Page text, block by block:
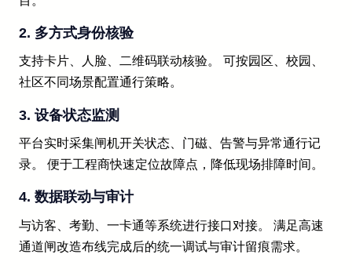
2. 多方式身份核验
支持卡片、人脸、二维码联动核验。 可按园区、校园、
社区不同场景配置通行策略。
3. 设备状态监测
平台实时采集闸机开关状态、门磁、告警与异常通行记
录。 便于工程商快速定位故障点，降低现场排障时间。
4. 数据联动与审计
与访客、考勤、一卡通等系统进行接口对接。 满足高速
通道闸改造布线完成后的统一调试与审计留痕需求。